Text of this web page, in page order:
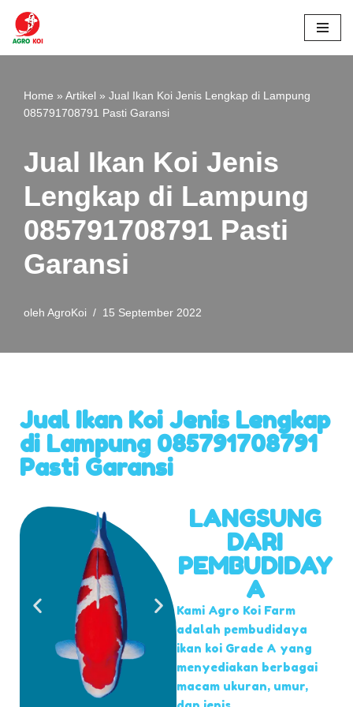
Lompat
Home » Artikel » Jual Ikan Koi Jenis Lengkap di Lampung
085791708791 Pasti Garansi
Jual Ikan Koi Jenis
Lengkap di Lampung
085791708791 Pasti
Garansi
oleh AgroKoi 15 September 2022
Jual Ikan Koi Jenis Lengkap
di Lampung 085791708791
Pasti Garansi
LANGSUNG
DARI
PEMBUDIDAY
A
Kami Agro Koi Farm
adalah pembudidaya
ikan koi Grade A yang
menyediakan berbagai
macam ukuran, umur,